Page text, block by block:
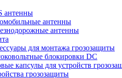
антенны
антенны
антенны
для монтажа грозозащиты
блокировки DC
капсулы для устройств
грозозащиты